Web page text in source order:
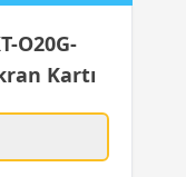
O20G-
Kartı